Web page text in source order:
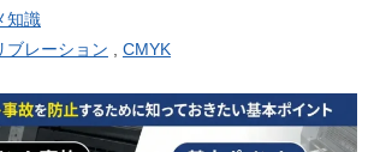
知識
ブレーション CMYK